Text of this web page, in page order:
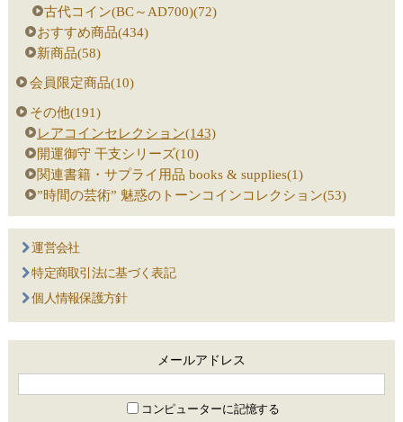
古代コイン(BC～AD700)(72)
おすすめ商品(434)
新商品(58)
会員限定商品(10)
その他(191)
レアコインセレクション(143)
開運御守 干支シリーズ(10)
関連書籍・サプライ用品 books & supplies(1)
”時間の芸術” 魅惑のトーンコインコレクション(53)
運営会社
特定商取引法に基づく表記
個人情報保護方針
メールアドレス
コンピューターに記憶する